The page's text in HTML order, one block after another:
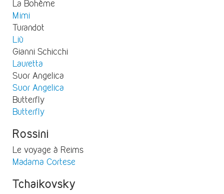
La Bohème
Mimi
Turandot
Liù
Gianni Schicchi
Lauretta
Suor Angelica
Suor Angelica
Butterfly
Butterfly
Rossini
Le voyage à Reims
Madama Cortese
Tchaikovsky